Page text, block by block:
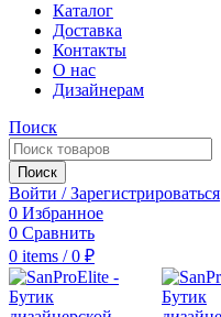
Каталог
Доставка
Контакты
О нас
Дизайнерам
Поиск
Поиск
Войти / Зарегистрироваться
0 Избранное
0 Сравнить
0 items / 0 ₽